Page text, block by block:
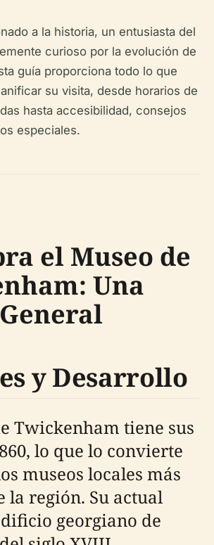
a la historia, un entusiasta del
curioso por la evolución de
guía proporciona todo lo que
su visita, desde horarios de
hasta accesibilidad, consejos
especiales.
el Museo de
Una
y Desarrollo
Twickenham tiene sus
lo que lo convierte
museos locales más
la región. Su actual
georgiano de